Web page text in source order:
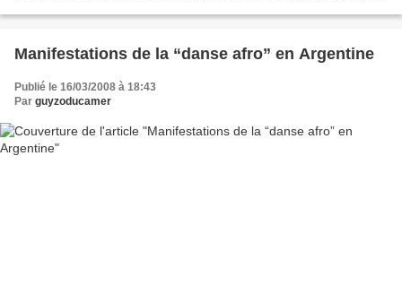
Manifestations de la “danse afro” en Argentine
Publié le 16/03/2008 à 18:43
Par guyzoducamer